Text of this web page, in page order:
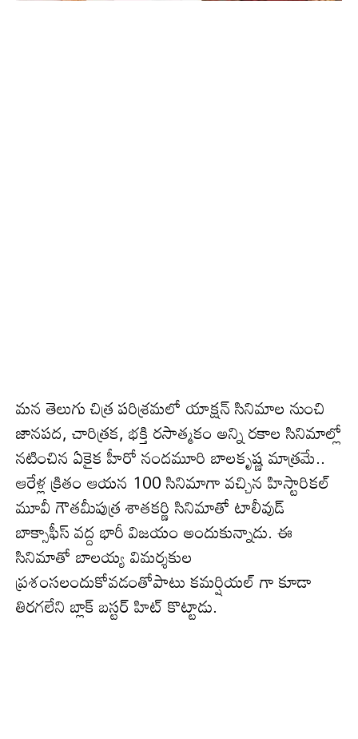
మన తెలుగు చిత్ర పరిశ్రమలో యాక్షన్ సినిమాల నుంచి
జానపద, చారిత్రక, భక్తి రసాత్మకం అన్ని రకాల సినిమాల్లో
నటించిన ఏకైక హీరో నందమూరి బాలకృష్ణ మాత్రమే..
ఆరేళ్ల‌ క్రితం ఆయన 100 సినిమాగా వచ్చిన హిస్టారికల్
మూవీ గౌతమీపుత్ర శాతకర్ణి సినిమాతో టాలీవుడ్
బాక్సాఫీస్ వద్ద భారీ విజ‌యం అందుకున్నాడు. ఈ
సినిమాతో బాలయ్య విమర్శకుల
ప్రశంసలందుకోవడంతోపాటు కమర్షియల్ గా కూడా
తిరగలేని బ్లాక్ బస్టర్ హిట్ కొట్టాడు.